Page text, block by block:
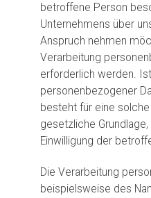
betroffene Person
Unternehmens über
Anspruch nehmen
Verarbeitung
erforderlich werden.
personenbezogener
besteht für eine
gesetzliche
Einwilligung der
Die Verarbeitung
beispielsweise des